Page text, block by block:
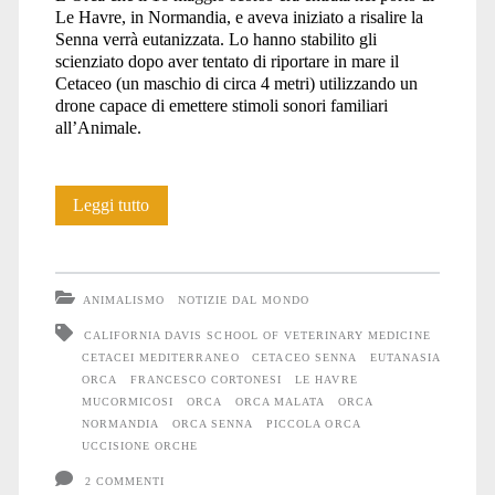
Le Havre, in Normandia, e aveva iniziato a risalire la
Senna verrà eutanizzata. Lo hanno stabilito gli
scienziato dopo aver tentato di riportare in mare il
Cetaceo (un maschio di circa 4 metri) utilizzando un
drone capace di emettere stimoli sonori familiari
all’Animale.
Leggi tuttoConsiderazioni
entrata
nella
Senna
e
ANIMALISMO NOTIZIE DAL MONDO
CALIFORNIA DAVIS SCHOOL OF VETERINARY MEDICINE
CETACEI MEDITERRANEO
CETACEO SENNA
EUTANASIA
ORCA
FRANCESCO CORTONESI
LE HAVRE
MUCORMICOSI
ORCA ORCA MALATA
ORCA
NORMANDIA
ORCA SENNA
PICCOLA ORCA
UCCISIONE ORCHE
2 COMMENTI